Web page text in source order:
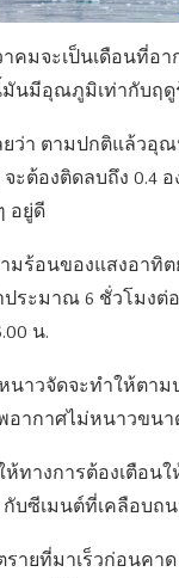
คมจะเป็นเดือนที่อ
นมีอุณภูมิเท่ากับฤ
ยว่า ตามปกติแล้ว
ต้องติดลบถึง 0.4
อยู่ดี
มร้อนของแสงอาทิ
ระมาณ 6 ชั่วโมง
น.
นาวจัดจะทำให้ตา
อากาศไม่หนาวขน
างการต้องเตือนใ
บซีเมนต์ที่เคลือบถ
ยที่มาเร็วก่อนคา